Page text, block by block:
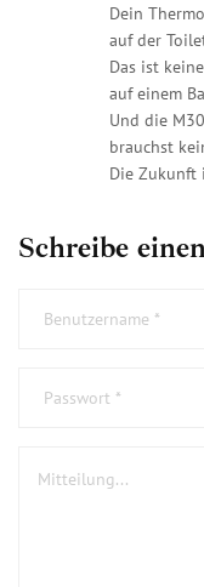
Dein
auf der
Das ist
auf einem
Und die
brauchst
Die Zukunft
Schreibe